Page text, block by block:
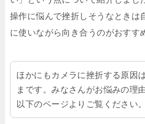
操作に悩んで挫折しそうなときは
に使いながら向き合うのがおすす
ほかにもカメラに挫折する原因
まです。みなさんがお悩みの理
以下のページよりご覧ください。